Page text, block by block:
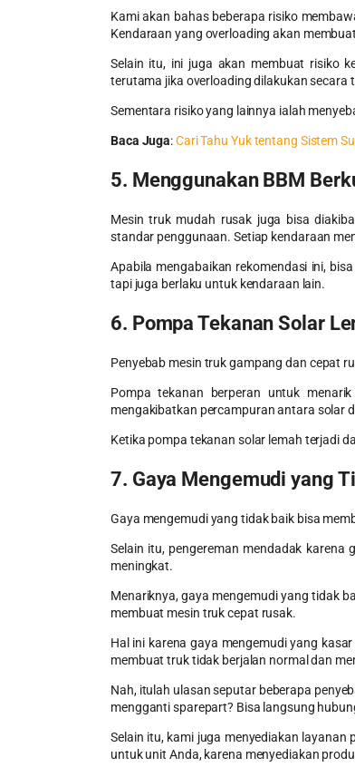
Kami akan bahas beberapa risiko
Kendaraan yang overloading akan
Selain itu, ini juga akan membuat risiko
terutama jika overloading dilakukan secara
Sementara risiko yang lainnya ialah
Baca Juga:Cari Tahu Yuk tentang Sistem
5. Menggunakan BBM
Mesin truk mudah rusak juga bisa
standar penggunaan. Setiap kendaraan
Apabila mengabaikan rekomendasi ini,
tapi juga berlaku untuk kendaraan lain.
6. Pompa Tekanan Solar
Penyebab mesin truk gampang dan cepat
Pompa tekanan berperan untuk
mengakibatkan percampuran antara solar
Ketika pompa tekanan solar lemah terjadi
7. Gaya Mengemudi yang
Gaya mengemudi yang tidak baik bisa
Selain itu, pengereman mendadak
meningkat.
Menariknya, gaya mengemudi yang tidak
membuat mesin truk cepat rusak.
Hal ini karena gaya mengemudi yang
membuat truk tidak berjalan normal dan
Nah, itulah ulasan seputar beberapa
mengganti sparepart? Bisa langsung
Selain itu, kami juga menyediakan
untuk unit Anda, karena menyediakan